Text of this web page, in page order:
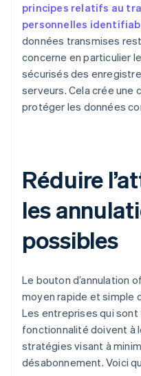
principes relatifs au
personnelles
données transmises
concerne en particulier
sécurisés des
serveurs. Cela crée une
protéger les données
Réduire
les
possibles
Le bouton d’annulation
moyen rapide et simple
Les entreprises qui
fonctionnalité doivent à
stratégies visant à
désabonnement. Voici